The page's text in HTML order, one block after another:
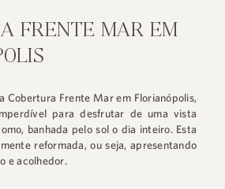
FRENTE MAR EM
Cobertura Frente Mar em Florianópolis,
para desfrutar de uma vista
banhada pelo sol o dia inteiro. Esta
reformada, ou seja, apresentando
e acolhedor.